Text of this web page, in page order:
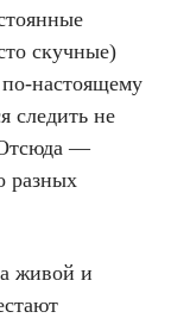
скучные)
настоящему
следить не
Отсюда —
разных
живой и